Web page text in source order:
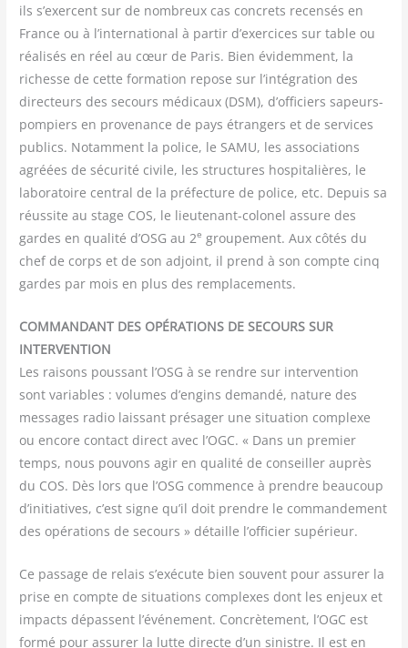
ils s’exercent sur de nom­breux cas concrets recen­sés en
France ou à l’international à par­tir d’exercices sur table ou
réa­li­sés en réel au cœur de Paris. Bien évi­dem­ment, la
richesse de cette for­ma­tion repose sur l’intégration des
direc­teurs des secours médi­caux (DSM), d’officiers sapeurs-
pom­piers en pro­ve­nance de pays étran­gers et de ser­vices
publics. Notam­ment la police, le SAMU, les asso­cia­tions
agréées de sécu­ri­té civile, les struc­tures hos­pi­ta­lières, le
labo­ra­toire cen­tral de la pré­fec­ture de police, etc. Depuis sa
réus­site au stage COS, le lieu­te­nant-colo­nel assure des
gardes en qua­li­té d’OSG au 2e grou­pe­ment. Aux côtés du
chef de corps et de son adjoint, il prend à son compte cinq
gardes par mois en plus des remplacements.
COMMANDANT DES OPÉRATIONS DE SECOURS SUR
INTERVENTION
Les rai­sons pous­sant l’OSG à se rendre sur inter­ven­tion
sont variables : volumes d’engins deman­dé, nature des
mes­sages radio lais­sant pré­sa­ger une situa­tion com­plexe
ou encore contact direct avec l’OGC. « Dans un pre­mier
temps, nous pou­vons agir en qua­li­té de conseiller auprès
du COS. Dès lors que l’OSG com­mence à prendre beau­coup
d’initiatives, c’est signe qu’il doit prendre le com­man­de­ment
des opé­ra­tions de secours » détaille l’officier supérieur.
Ce pas­sage de relais s’exécute bien sou­vent pour assu­rer la
prise en compte de situa­tions com­plexes dont les enjeux et
impacts dépassent l’événement. Concrè­te­ment, l’OGC est
for­mé pour assu­rer la lutte directe d’un sinistre. Il est en